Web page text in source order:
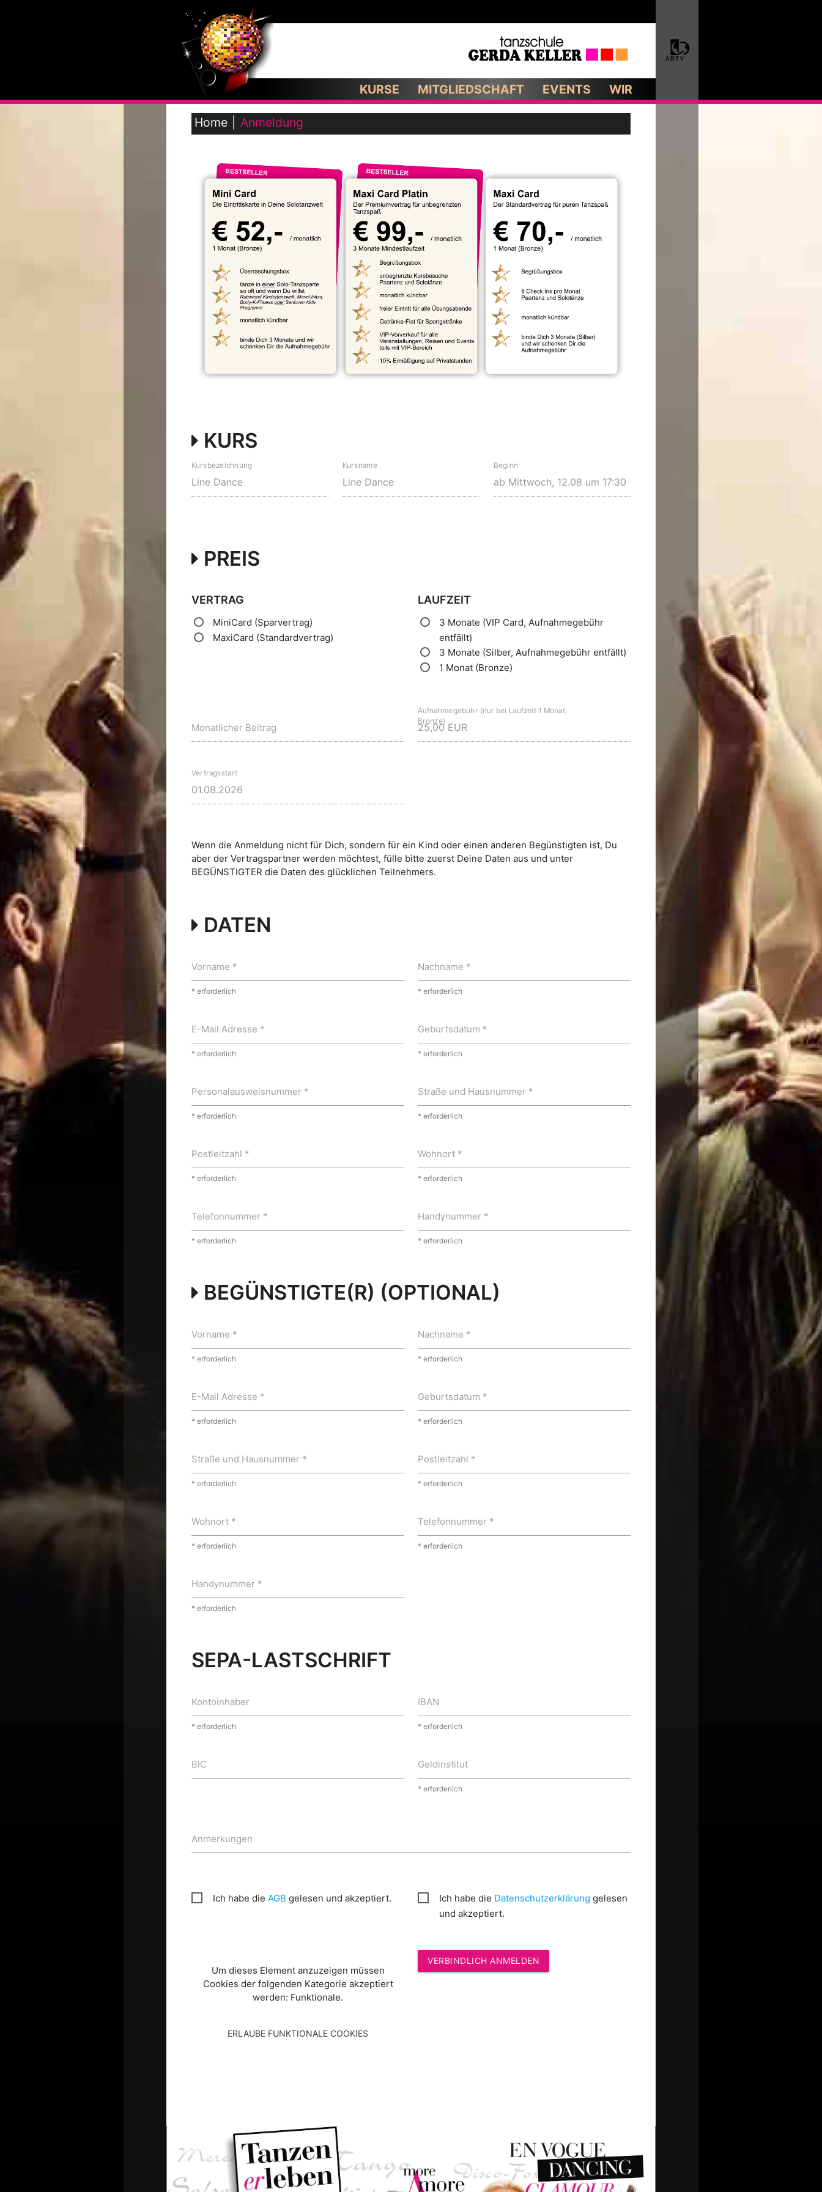
KURSE MITGLIEDSCHAFT EVENTS WIR
Home Anmeldung
KURS
Kursbezeichnung Kursname Beginn
PREIS
VERTRAG
MiniCard (Sparvertrag)
MaxiCard (Standardvertrag)
LAUFZEIT
3 Monate (VIP Card,Aufnahmegebühr
entfällt)
3 Monate (Silber,Aufnahmegebührentfällt)
1 Monat (Bronze)
Monatlicher Beitrag
Aufnahmegebühr (nur bei Laufzeit 1 Monat,
Bronze)
Vertragsstart
Wenn die Anmeldung nicht für Dich, sondern für ein Kind oder einen anderen Begünstigten ist, Du
aber der Vertragspartner werden möchtest, fülle bitte zuerst Deine Daten aus und unter
BEGÜNSTIGTER die Daten des glücklichen Teilnehmers.
DATEN
Vorname *
* erforderlich
Nachname *
* erforderlich
E-Mail Adresse *
* erforderlich
Geburtsdatum *
* erforderlich
Personalausweisnummer *
* erforderlich
Straße und Hausnummer *
* erforderlich
Postleitzahl *
* erforderlich
Wohnort *
* erforderlich
Telefonnummer *
* erforderlich
Handynummer *
* erforderlich
BEGÜNSTIGTE(R) (OPTIONAL)
Vorname *
* erforderlich
Nachname *
* erforderlich
E-Mail Adresse *
* erforderlich
Geburtsdatum *
* erforderlich
Straße und Hausnummer *
* erforderlich
Postleitzahl *
* erforderlich
Wohnort *
* erforderlich
Telefonnummer *
* erforderlich
Handynummer *
* erforderlich
SEPA-LASTSCHRIFT
Kontoinhaber
* erforderlich
IBAN
* erforderlich
BIC Geldinstitut
* erforderlich
Anmerkungen
Ich habe dieAGB gelesen und akzeptiert. Ich habe die Datenschutzerklärung gelesen
und akzeptiert.
Um dieses Element anzuzeigen müssen
Cookies der folgenden Kategorie akzeptiert
werden: Funktionale.
ERLAUBE FUNKTIONALE COOKIES
VERBINDLICH ANMELDEN